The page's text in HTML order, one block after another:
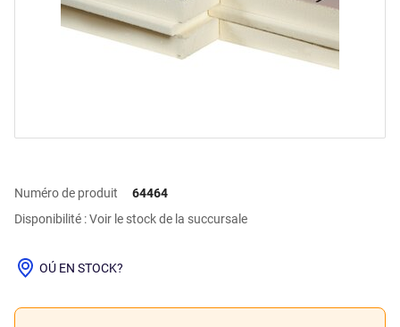
Numéro de produit
64464
Disponibilité : Voir le stock de la succursale
OÚ EN STOCK?